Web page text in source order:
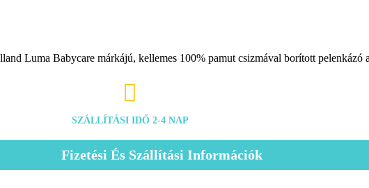
Luma Babycare márkájú, kellemes 100% pamut csizmával borított pelenkázó

SZÁLLÍTÁSI IDŐ 2-4 NAP
Fizetési És Szállítási Információk